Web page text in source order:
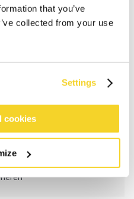
that you’ve
collected from your use
Settings
cookiesvóór 12:00 uur
dezelfde dag verzonden